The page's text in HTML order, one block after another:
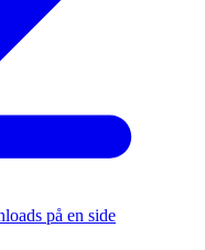
på en side